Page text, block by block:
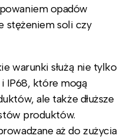
opadów
stężeniem soli czy
warunki służą nie tylko
IP68, które mogą
ale także dłuższe
produktów.
aż do zużycia